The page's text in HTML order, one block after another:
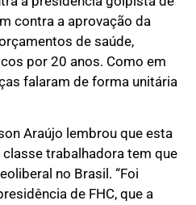
contra a aprovação da
de saúde,
por 20 anos. Como em
falaram de forma unitária
Araújo lembrou que esta
classe trabalhadora tem que
no Brasil. “Foi
de FHC, que a